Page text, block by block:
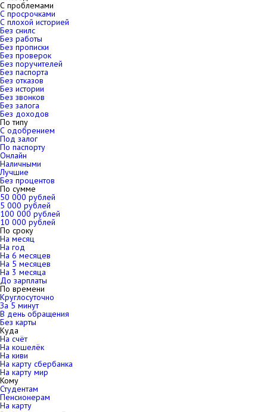
С проблемами
С просрочками
С плохой историей
Без снилс
Без работы
Без прописки
Без проверок
Без поручителей
Без паспорта
Без отказов
Без истории
Без звонков
Без залога
Без доходов
По типу
С одобрением
Под залог
По паспорту
Онлайн
Наличными
Лучшие
Без процентов
По сумме
50 000 рублей
5 000 рублей
100 000 рублей
10 000 рублей
По сроку
На месяц
На год
На 6 месяцев
На 5 месяцев
На 3 месяца
До зарплаты
По времени
Круглосуточно
За 5 минут
В день обращения
Без карты
Куда
На счёт
На кошелёк
На киви
На карту сбербанка
На карту мир
Кому
Студентам
Пенсионерам
На карту